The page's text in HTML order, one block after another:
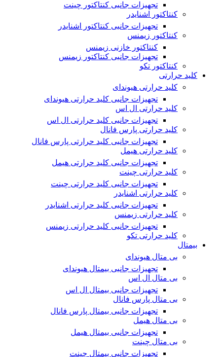
تجهیزات جانبی کنتاکتور چینت
کنتاکتور اشنایدر
تجهیزات جانبی کنتاکتور اشنایدر
کنتاکتور زیمنس
کنتاکتور خازنی زیمنس
تجهیزات جانبی کنتاکتور زیمنس
کنتاکتور تکو
کلید حرارتی
کلید حرارتی هیوندای
تجهیزات جانبی کلید حرارتی هیوندای
کلید حرارتی ال اس
تجهیزات جانبی کلید حرارتی ال اس
کلید حرارتی پارس فانال
تجهیزات جانبی کلید حرارتی پارس فانال
کلید حرارتی هیمل
تجهیزات جانبی کلید حرارتی هیمل
کلید حرارتی چینت
تجهیزات جانبی کلید حرارتی چینت
کلید حرارتی اشنایدر
تجهیزات جانبی کلید حرارتی اشنایدر
کلید حرارتی زیمنس
تجهیزات جانبی کلید حرارتی زیمنس
کلید حرارتی تکو
بیمتال
بی متال هیوندای
تجهیزات جانبی بیمتال هیوندای
بی متال ال اس
تجهیزات جانبی بیمتال ال اس
بی متال پارس فانال
تجهیزات جانبی بیمتال پارس فانال
بی متال هیمل
تجهیزات جانبی بیمتال هیمل
بی متال چینت
تجهیزات جانبی بیمتال چینت